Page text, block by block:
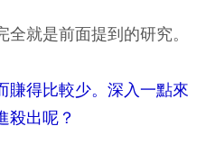
就是前面提到的研究。
賺得比較少。深入一點來
殺出呢？